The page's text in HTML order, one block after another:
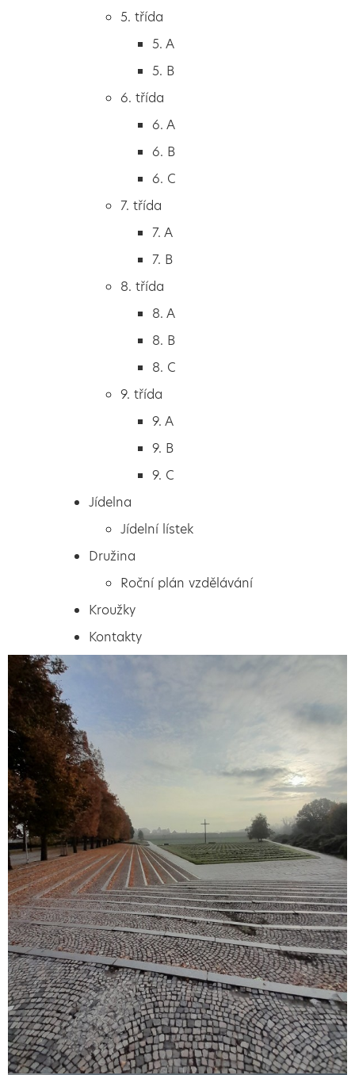
4. B
5. B
6. C
7. B
8. C
9. C
Jídelní lístek
Roční plán vzdělávání
Kontakty
5. třída
5. A
5. B
6. třída
6. A
6. B
6. C
7. třída
7. A
7. B
8. třída
8. A
8. B
8. C
9. třída
9. A
9. B
9. C
Jídelna
Jídelní lístek
Družina
Roční plán vzdělávání
Kroužky
Kontakty